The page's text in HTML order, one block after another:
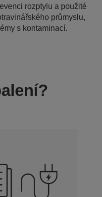
rozptylu a použité
průmyslu,
s kontaminací.